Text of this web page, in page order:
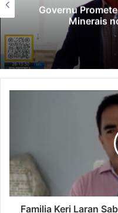
Governu
Minerais
Familia Keri Laran